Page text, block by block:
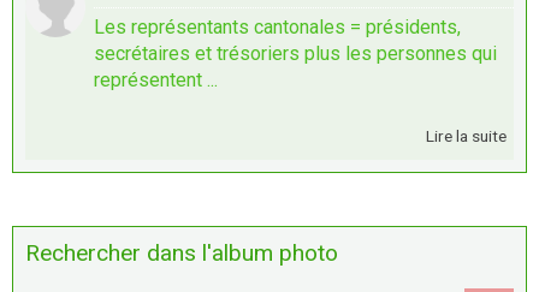
Les représentants cantonales = présidents,
secrétaires et trésoriers plus les personnes qui
représentent ...
Lire la suite
Rechercher dans l'album photo